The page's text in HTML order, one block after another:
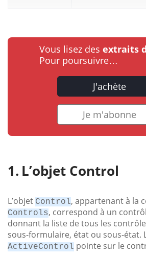
Vous lisez des extraits
Pour poursuivre…
J'achète
Je m'abonne
L’objet Control
L’objet Control, appartenant à la
Controls, correspond à un
donnant la liste de tous les
sous-formulaire, état ou sous-état.
ActiveControl pointe sur le